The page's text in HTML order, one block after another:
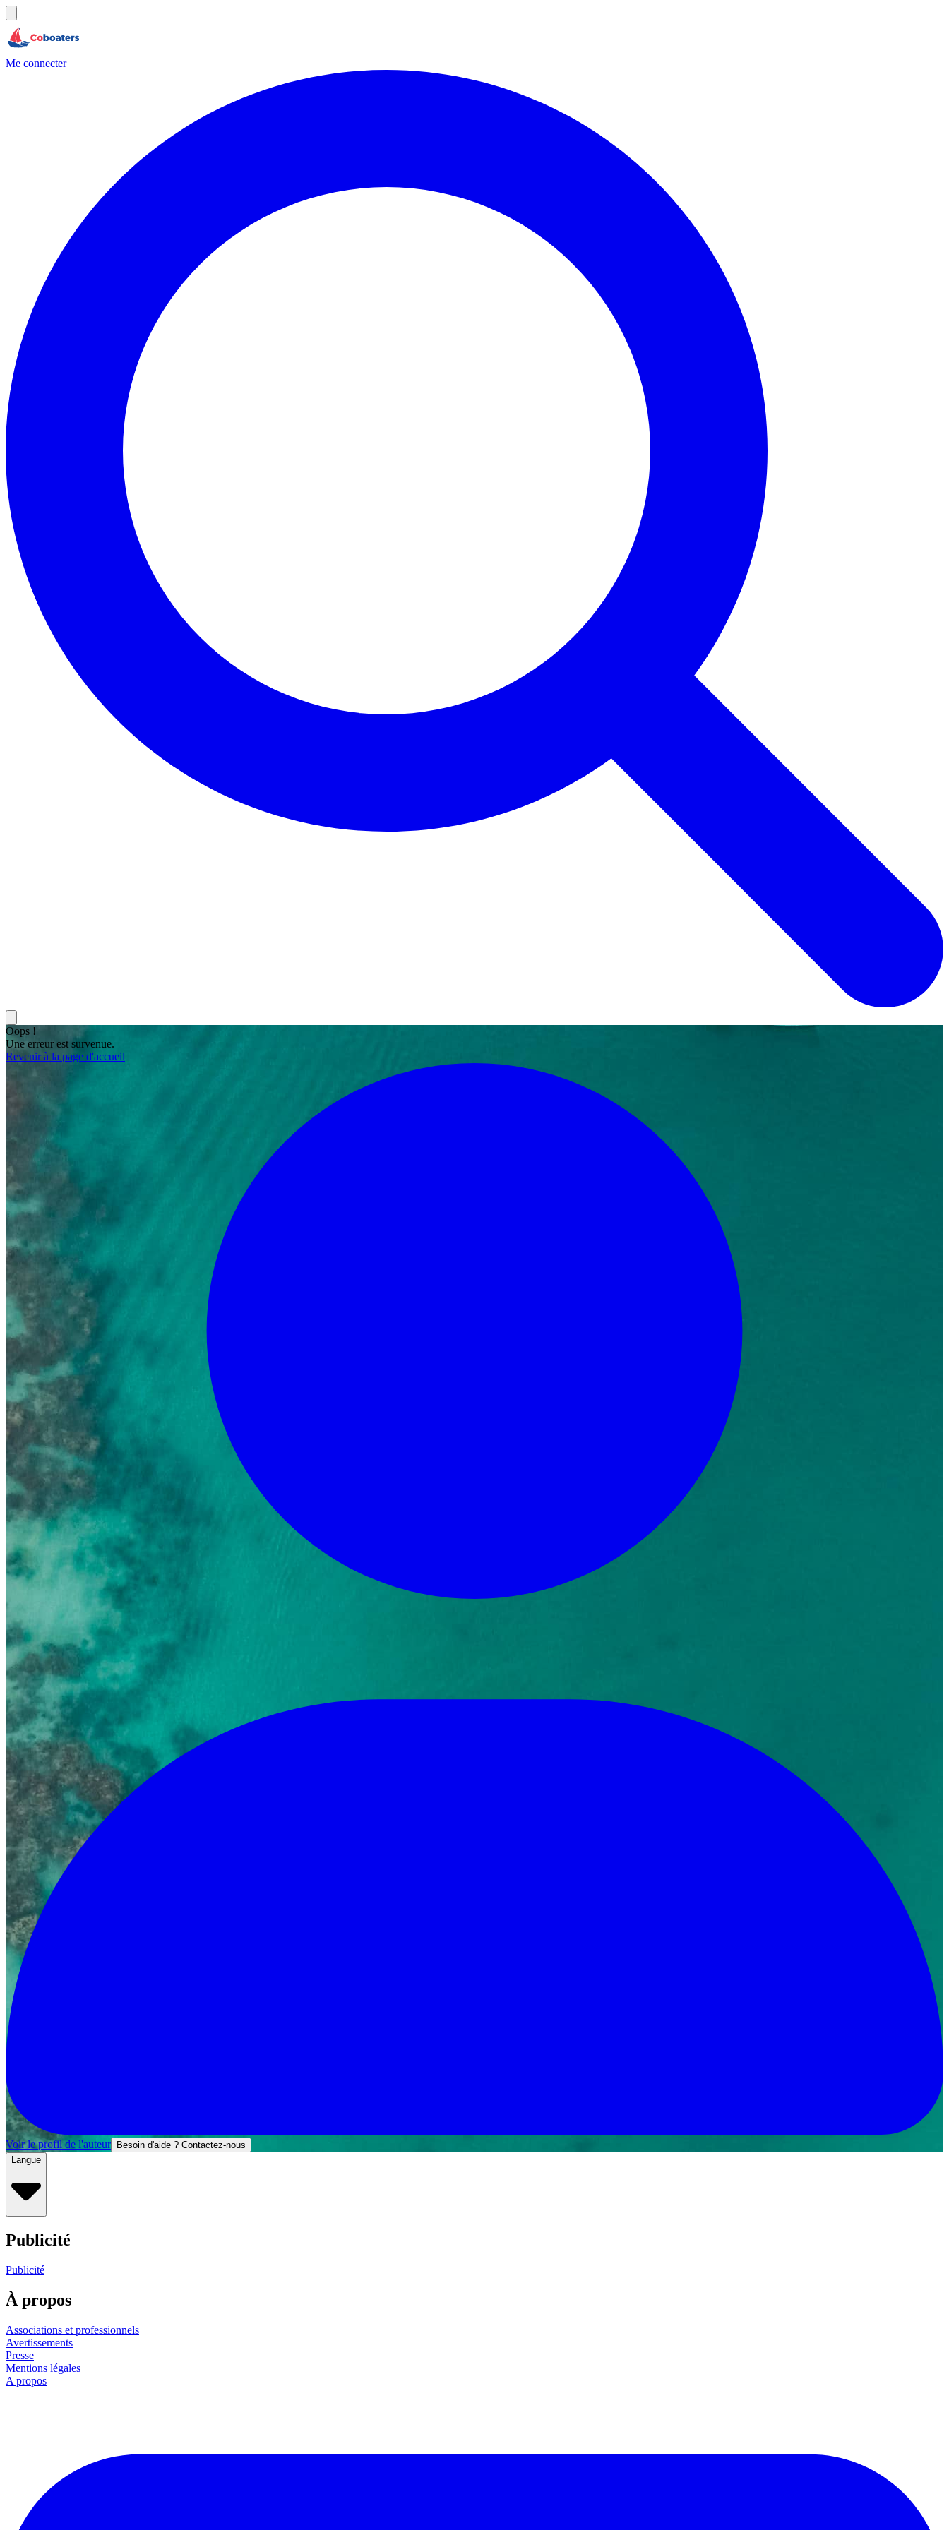
Me connecter
Oops !
Une erreur est survenue.
Revenir à la page d'accueil
Voir le profil de l'auteur Besoin d'aide ? Contactez-nous
Langue
Publicité
Publicité
À propos
Associations et professionnels
Avertissements
Presse
Mentions légales
A propos